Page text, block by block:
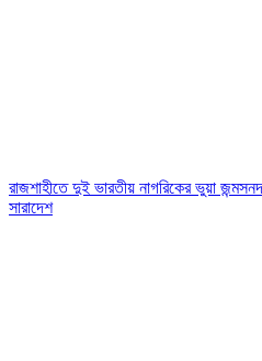
রাজশাহীতে দুই ভারতীয় নাগরিকের ভুয়া
সারাদেশ